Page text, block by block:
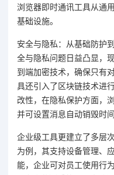
浏览器即时通讯工具从通
基础设施。
安全与隐私：从基础防护
全与隐私问题日益凸显，
到端加密技术，确保只有
具还引入了区块链技术进
改性，在隐私保护方面，
并可设置消息自动销毁时间
企业级工具更建立了多层
为例，其支持设备管理、
能，企业可对员工使用行